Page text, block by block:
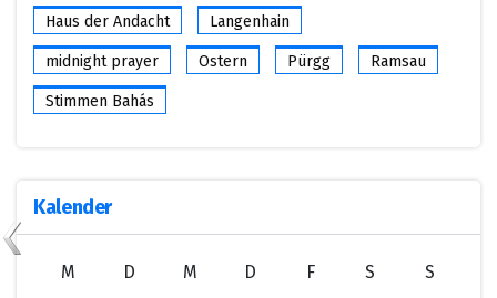
Haus der Andacht Langenhain
midnight prayer Ostern Pürgg Ramsau
Stimmen Bahás
Kalender
M D M D F S
S